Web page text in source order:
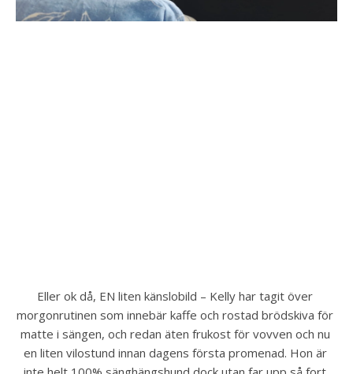
Eller ok då, EN liten känslobild – Kelly har tagit över
morgonrutinen som innebär kaffe och rostad brödskiva för
matte i sängen, och redan äten frukost för vovven och nu
en liten vilostund innan dagens första promenad. Hon är